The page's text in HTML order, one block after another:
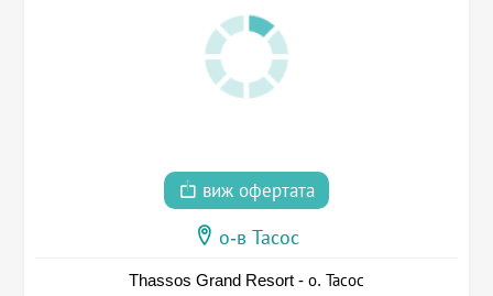
виж офертата
о-в Тасос
Thassos Grand Resort - о. Тасос